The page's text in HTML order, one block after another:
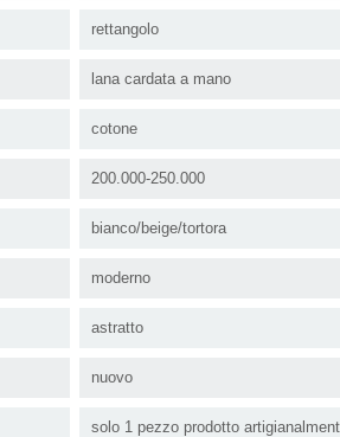
rettangolo
lana cardata a mano
cotone
200.000-250.000
bianco/beige/tortora
moderno
astratto
nuovo
solo 1 pezzo prodotto